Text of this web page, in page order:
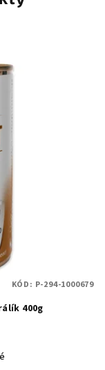
400g
KÓD: P-294-1000679